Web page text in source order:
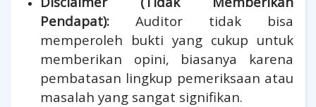
Pendapat): Auditor tidak bisa
memperoleh bukti yang cukup untuk
memberikan opini, biasanya karena
pembatasan lingkup pemeriksaan atau
masalah yang sangat signifikan.